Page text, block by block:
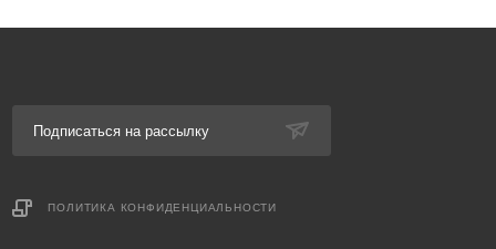
Подписаться на рассылку
ПОЛИТИКА КОНФИДЕНЦИАЛЬНОСТИ